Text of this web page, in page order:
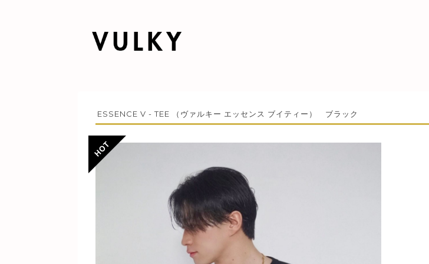
ESSENCE V - TEE （ヴァルキー エッセンス ブイティー） ブラック